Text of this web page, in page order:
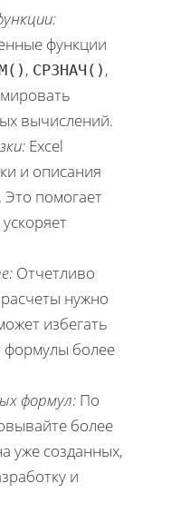
функции
, СРЗНАЧ() ,
вычислений.
Excel
и описания
помогает
Отчетливо
нужно
избегать
формулы более
формул: По
более
уже созданных,
и